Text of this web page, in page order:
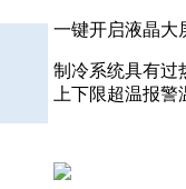
一键开启液晶大
制冷系统具有过
上下限超温报